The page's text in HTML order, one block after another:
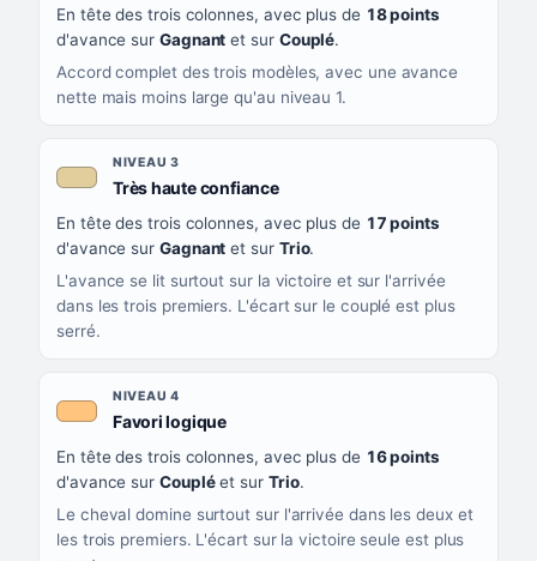
En tête des trois colonnes, avec plus de 18 points
d'avance sur Gagnant et sur Couplé.
Accord complet des trois modèles, avec une avance
nette mais moins large qu'au niveau 1.
NIVEAU 3
Très haute confiance, couleur beige
En tête des trois colonnes, avec plus de 17 points
d'avance sur Gagnant et sur Trio.
L'avance se lit surtout sur la victoire et sur l'arrivée
dans les trois premiers. L'écart sur le couplé est plus
serré.
NIVEAU 4
Favori logique, couleur orange clair
En tête des trois colonnes, avec plus de 16 points
d'avance sur Coupléet sur Trio.
Le cheval domine surtout sur l'arrivée dans les deux et
les trois premiers. L'écart sur la victoire seule est plus